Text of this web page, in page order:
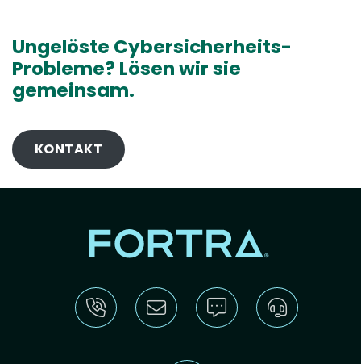
Ungelöste Cybersicherheits-
Probleme? Lösen wir sie
gemeinsam.
KONTAKT